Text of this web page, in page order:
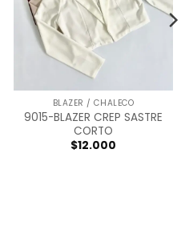
BLAZER / CHALECO
9015-BLAZER CREP SASTRE
CORTO
$12.000